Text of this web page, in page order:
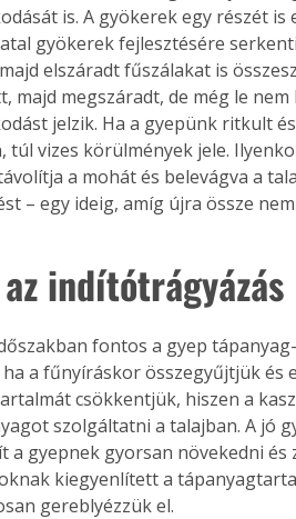
Gyógyító
természet kincsei
is. A gyökerek egy részét
gyökerek fejlesztésére
elszáradt fűszálakat is
majd megszáradt, de még le
jelzik. Ha a gyepünk ritkult
túl vizes körülmények jele.
a mohát és belevágva a
– egy ideig, amíg újra össze
indítótrágyázás
fontos a gyep
a fűnyíráskor összegyűjtjük és
csökkentjük, hiszen a
szolgáltatni a talajban. A jó
a gyepnek gyorsan növekedni
kiegyenlített a
gereblyézzük el.